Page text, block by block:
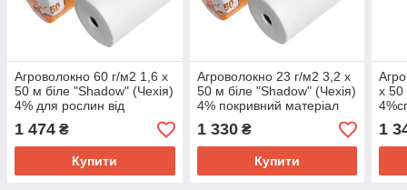
Агроволокно 60 г/м2 1,6 х
50 м біле "Shadow" (Чехія)
4% для рослин від
заморозків
1 474 ₴
Купити
Агроволокно 23 г/м2 3,2 х
50 м біле "Shadow" (Чехія)
4% покривний матеріал
для городу
1 330₴
Купити
х 50
1